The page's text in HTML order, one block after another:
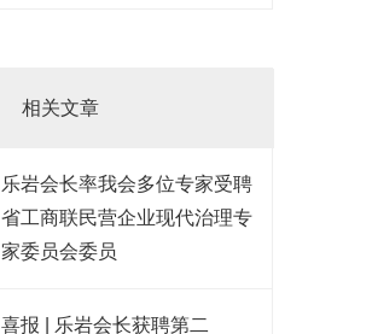
相关文章
乐岩会长率我会多位专家受聘
省工商联民营企业现代治理专
家委员会委员
喜报 | 乐岩会长获聘第二